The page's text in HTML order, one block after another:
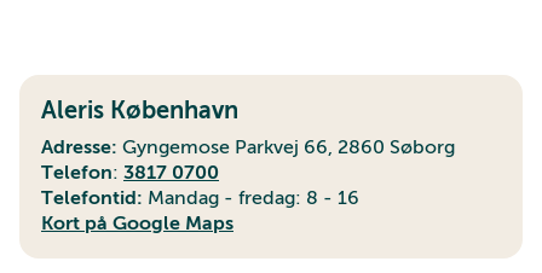
Aleris København
Adresse: Gyngemose Parkvej 66, 2860 Søborg
Telefon: 3817 0700
Telefontid: Mandag - fredag: 8 - 16
Kort på Google Maps